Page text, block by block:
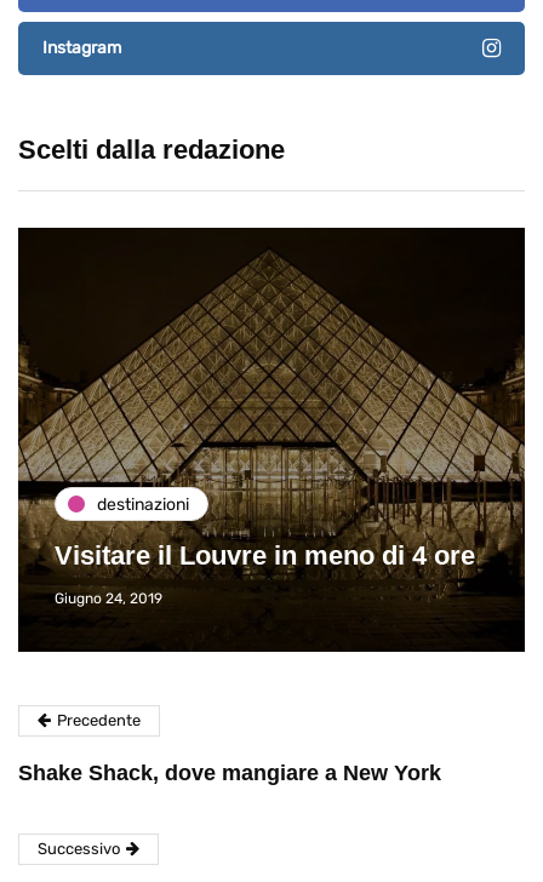
Instagram
Scelti dalla redazione
destinazioni
Visitare il Louvre in meno di 4 ore
Giugno 24, 2019
Precedente
Shake Shack, dove mangiare a New York
Successivo